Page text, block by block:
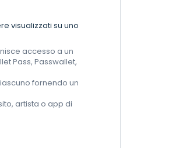
visualizzati su uno
accesso a un
Pass, Passwallet,
fornendo un
artista o app di